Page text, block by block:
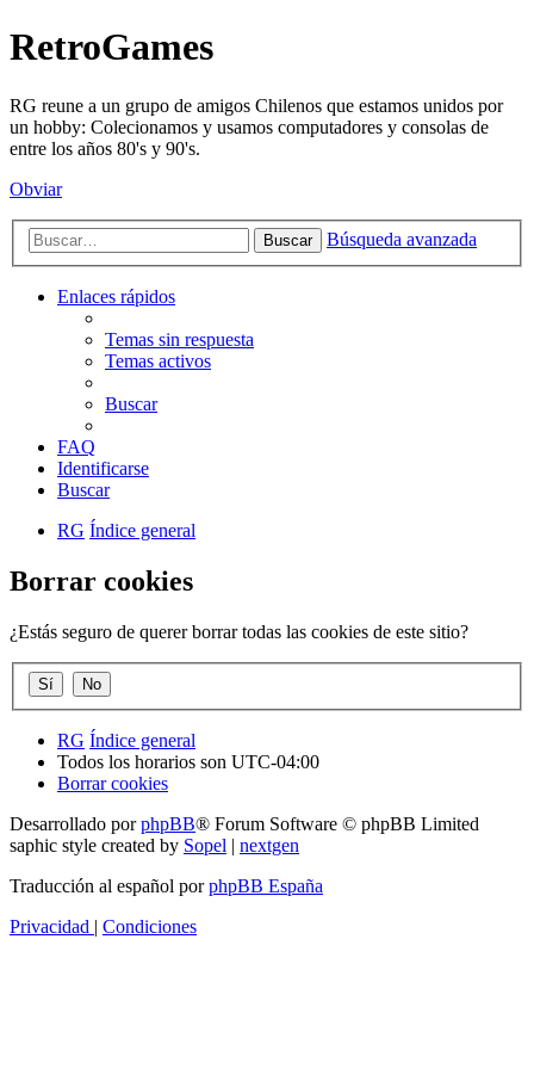
RetroGames
RG reune a un grupo de amigos Chilenos que estamos unidos por
un hobby: Colecionamos y usamos computadores y consolas de
entre los años 80's y 90's.
Obviar
Buscar Búsqueda avanzada
Enlaces rápidos
Temas sin respuesta
Temas activos
Buscar
FAQ
Identificarse
Buscar
RG Índice general
Borrar cookies
¿Estás seguro de querer borrar todas las cookies de este sitio?
RG Índice general
Todos los horarios son UTC-04:00
Borrar cookies
Desarrollado porphpBB® Forum Software © phpBB Limited
saphic style created by Sopel | nextgen
Traducción al español porphpBB España
Privacidad | Condiciones